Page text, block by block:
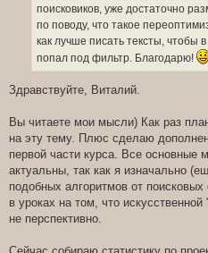
поисковиков, уже достаточно
по поводу, что такое
как лучше писать тексты, чтобы
попал под фильтр. Благодарю!
Здравствуйте, Виталий.
Вы читаете мои мысли) Как раз
на эту тему. Плюс сделаю
первой части курса. Все основные
актуальны, так как я изначально
подобных алгоритмов от
в уроках на том, что
не перспективно.